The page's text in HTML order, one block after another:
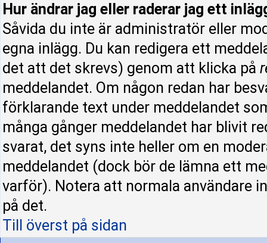
Hur ändrar jag eller raderar jag ett
Såvida du inte är administratör eller
egna inlägg. Du kan redigera ett
det att det skrevs) genom att klicka på
meddelandet. Om någon redan har
förklarande text under meddelandet
många gånger meddelandet har blivit
svarat, det syns inte heller om en
meddelandet (dock bör de lämna ett
varför). Notera att normala användare
på det.
Till överst på sidan